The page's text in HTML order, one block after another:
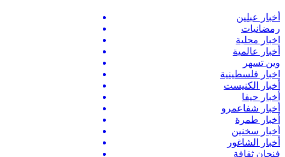
أخبار عبلين
رمضانيات
اخبار محلية
أخبار عالمية
وين تسهر
اخبار فلسطينية
أخبار الكنيست
أخبار حيفا
أخبار شفاعمرو
أخبار طمرة
أخبار سخنين
أخبار الشاغور
فنجان ثقافة